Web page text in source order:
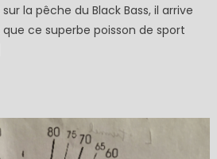
la pêche du Black Bass, il arrive
ce superbe poisson de sport